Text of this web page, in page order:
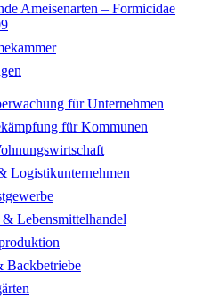
Ameisenarten – Formicidae
für Unternehmen
für Kommunen
Logistikunternehmen
Lebensmittelhandel
Backbetriebe